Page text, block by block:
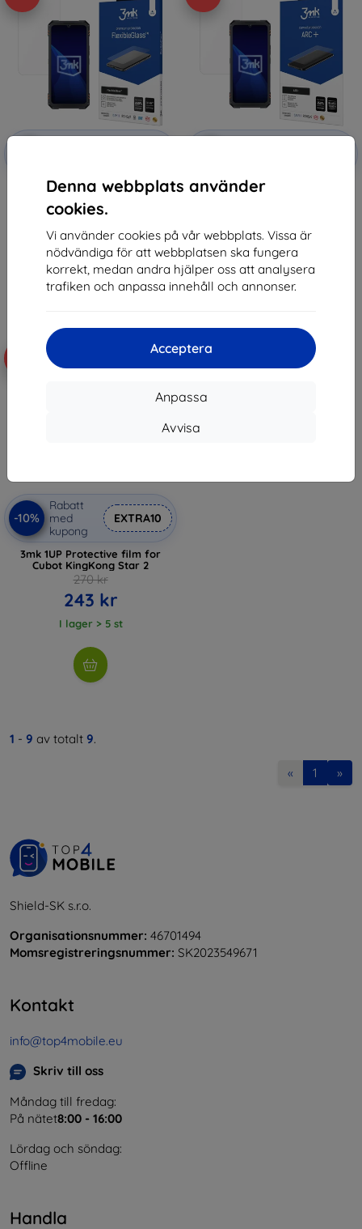
Denna webbplats använder
cookies.
Vi använder cookies på vår webbplats. Vissa är
nödvändiga för att webbplatsen ska fungera
korrekt, medan andra hjälper oss att analysera
trafiken och anpassa innehåll och annonser.
Acceptera
Anpassa
Avvisa
Rabatt
3mk FlexibleGlass Hybrid glass
for Cubot KingKong Star 2
147 kr
132 kr
I lager > 5 st
Rabatt
3mk ARC+ Protective film for
143 kr
I lager > 5 st
-10%
Rabatt
med
kupong
EXTRA10
3mk 1UP Protective film for
Cubot KingKong Star 2
270 kr
243 kr
I lager > 5 st
1 - 9 av totalt 9.
« 1 »
Shield-SK s.r.o.
Organisationsnummer: 46701494
Momsregistreringsnummer: SK2023549671
Kontakt
info@top4mobile.eu
Skriv till oss
Måndag till fredag:
På nätet8:00 - 16:00
Lördag och söndag:
Offline
Handla